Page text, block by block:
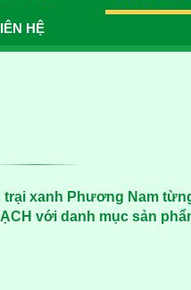
HỆ
trại xanh Phương Nam
với danh mục sản